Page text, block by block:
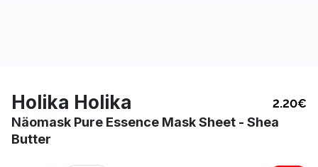
Holika Holika 2.20€
Näomask Pure Essence Mask Sheet - Shea
Butter